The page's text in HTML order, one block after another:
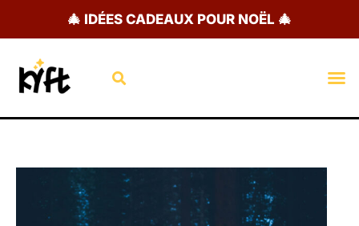
🎄 IDÉES CADEAUX POUR NOËL 🎄
Rechercher